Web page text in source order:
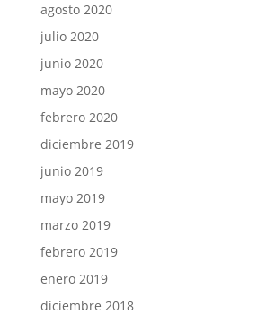
agosto 2020
julio 2020
junio 2020
mayo 2020
febrero 2020
diciembre 2019
junio 2019
mayo 2019
marzo 2019
febrero 2019
enero 2019
diciembre 2018